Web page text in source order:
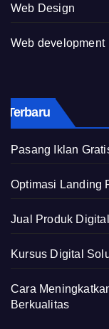
Web Design
Web development
Terbaru
Pasang Iklan
Optimasi Landing
Jual Produk
Kursus Digital
Cara
Berkualitas